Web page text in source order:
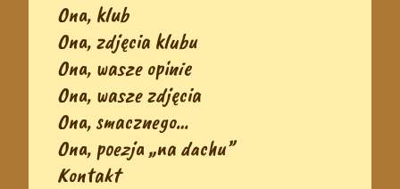
Ona, klub
Ona, zdjęcia klubu
Ona, wasze opinie
Ona, wasze zdjęcia
Ona, smacznego…
Ona, poezja „na dachu”
Kontakt